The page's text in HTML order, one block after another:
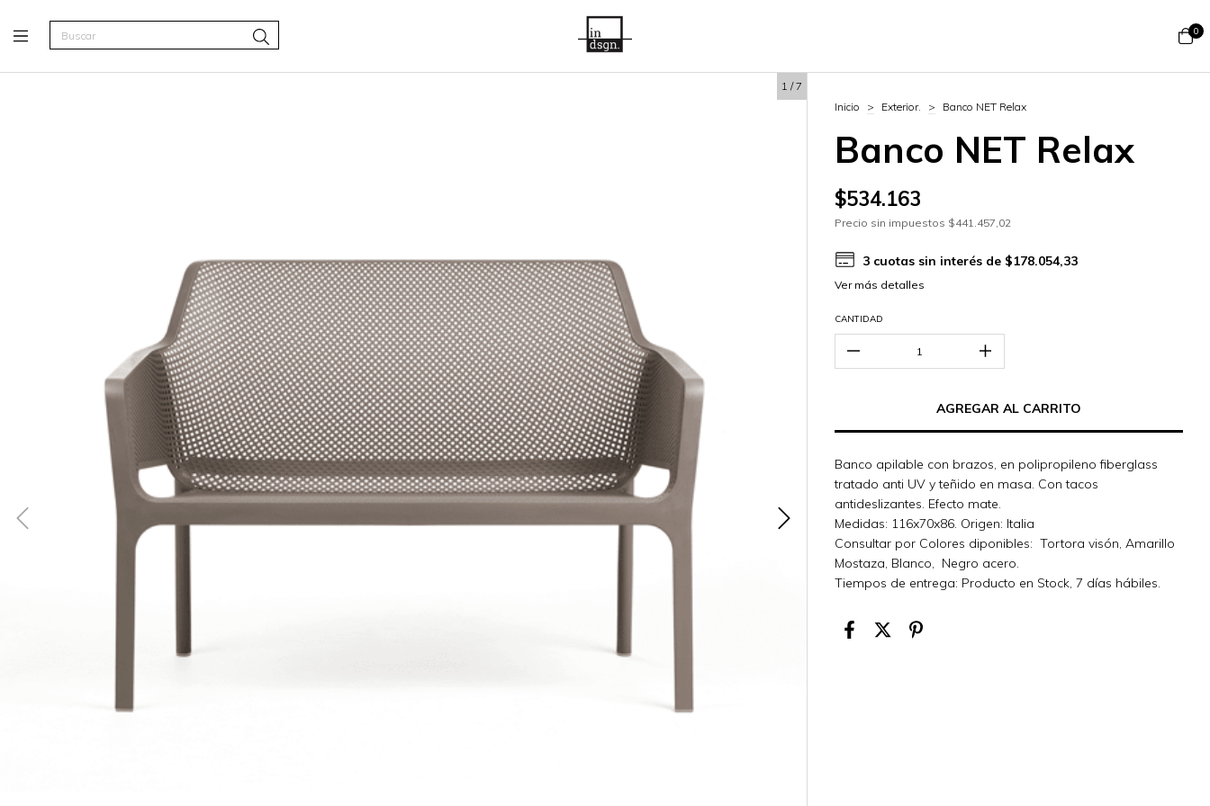
0
1 /7
Inicio
> Exterior. > Banco NET Relax
Banco NET Relax
$534.163
Precio sin impuestos $441.457,02
3 cuotas sin interés de $178.054,33
Ver más detalles
CANTIDAD
Banco apilable con brazos, en polipropileno fiberglass
tratado anti UV y teñido en masa. Con tacos
antideslizantes. Efecto mate.
Medidas: 116x70x86. Origen: Italia
Consultar por Colores diponibles: Tortora visón, Amarillo
Mostaza, Blanco, Negro acero.
Tiempos de entrega: Producto en Stock, 7 días hábiles.